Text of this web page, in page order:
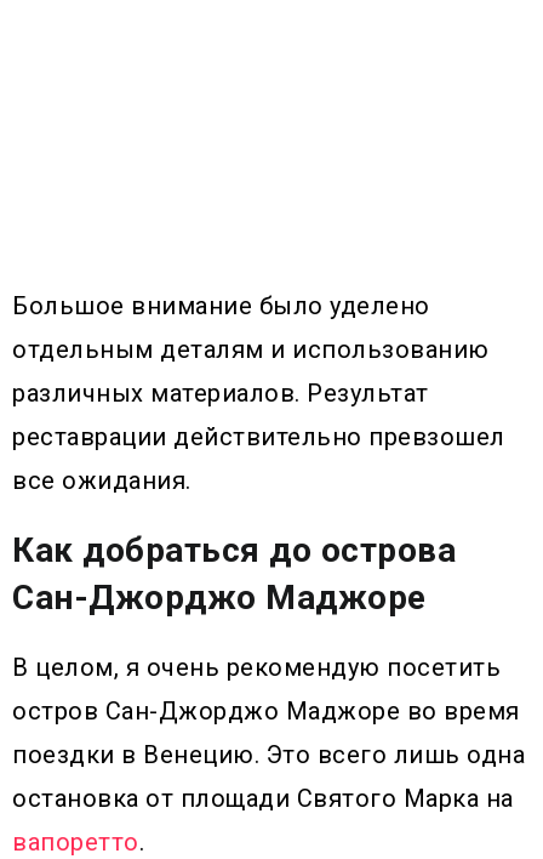
Большое внимание было уделено
отдельным деталям и использованию
различных материалов. Результат
реставрации действительно превзошел
все ожидания.
Как добраться до острова
Сан-Джорджо Маджоре
В целом, я очень рекомендую посетить
остров Сан-Джорджо Маджоре во время
поездки в Венецию. Это всего лишь одна
остановка от площади Святого Марка на
вапоретто.